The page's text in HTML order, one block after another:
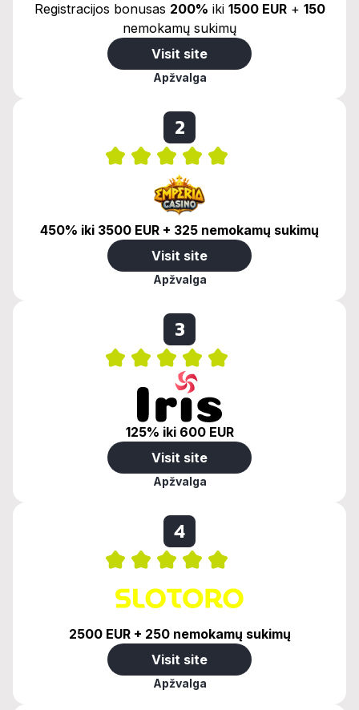
Registracijos bonusas 200% iki 1500 EUR+ 150
nemokamų sukimų
Visit site
Apžvalga
2
450% iki 3500 EUR + 325 nemokamų sukimų
Visit site
Apžvalga
3
125% iki 600 EUR
Visit site
Apžvalga
4
2500 EUR + 250 nemokamų sukimų
Visit site
Apžvalga